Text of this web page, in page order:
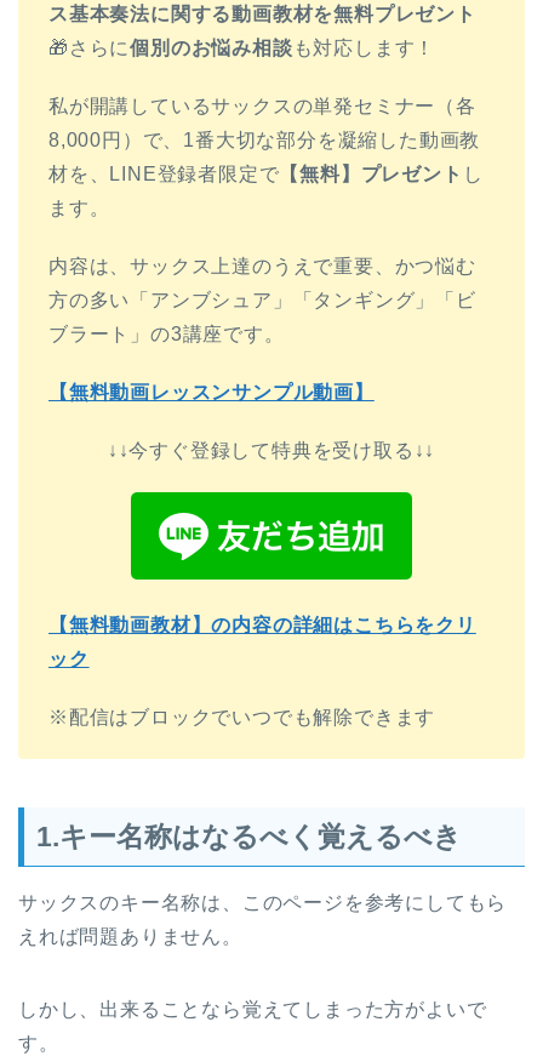
ス基本奏法に関する動画教材を無料プレゼント
🎁さらに個別のお悩み相談 も対応します！
私が開講しているサックスの単発セミナー（各
8,000円）で、1番大切な部分を凝縮した動画教
材を、LINE登録者限定で 【無料】プレゼント し
ます。
内容は、サックス上達のうえで重要、かつ悩む
方の多い「アンブシュア」「タンギング」「ビ
ブラート」の3講座です。
【無料動画レッスンサンプル動画】
↓↓今すぐ登録して特典を受け取る↓↓
【無料動画教材】の内容の詳細はこちらをクリ
ック
※配信はブロックでいつでも解除できます
1.キー名称はなるべく覚えるべき
サックスのキー名称は、このページを参考にしてもら
えれば問題ありません。
しかし、出来ることなら覚えてしまった方がよいで
す。